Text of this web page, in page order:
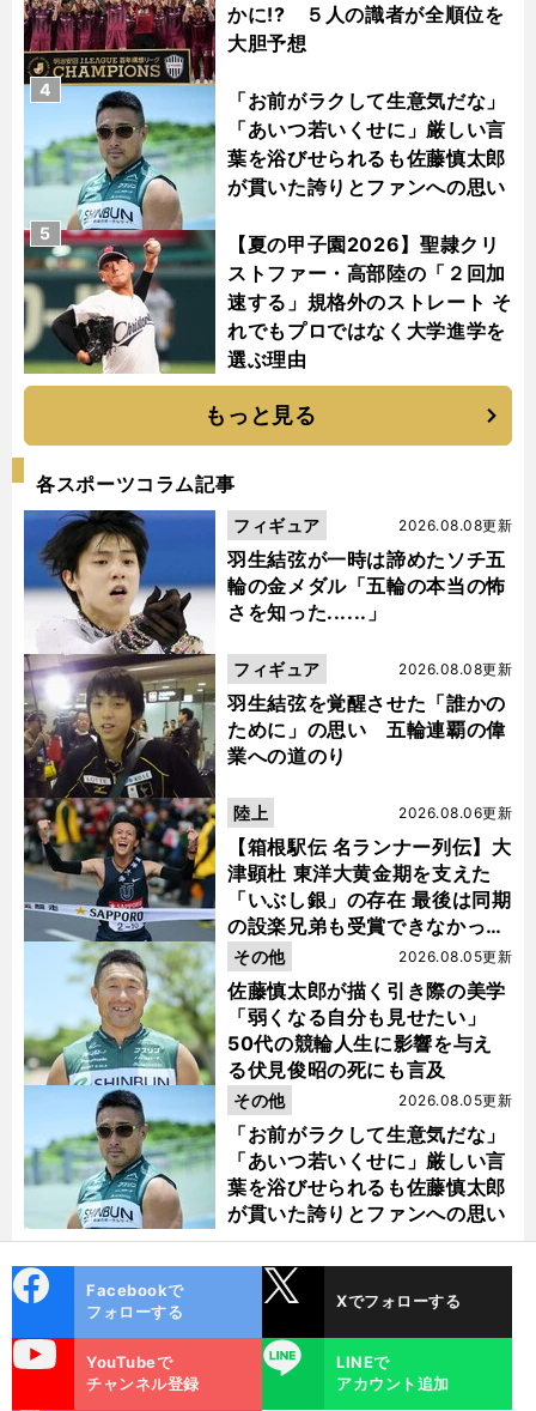
かに!? ５人の識者が全順位を
大胆予想
「お前がラクして生意気だな」
「あいつ若いくせに」厳しい言
葉を浴びせられるも佐藤慎太郎
が貫いた誇りとファンへの思い
4
【夏の甲子園2026】聖隷クリ
ストファー・高部陸の「２回加
速する」規格外のストレート そ
れでもプロではなく大学進学を
選ぶ理由
5
もっと見る
各スポーツコラム記事
羽生結弦が一時は諦めたソチ五
輪の金メダル「五輪の本当の怖
さを知った......」
2026.08.08更新
フィギュア
羽生結弦を覚醒させた「誰かの
ために」の思い 五輪連覇の偉
業への道のり
2026.08.08更新
フィギュア
【箱根駅伝 名ランナー列伝】大
津顕杜 東洋大黄金期を支えた
「いぶし銀」の存在 最後は同期
の設楽兄弟も受賞できなかった
金栗杯に輝く
2026.08.06更新
陸上
佐藤慎太郎が描く引き際の美学
「弱くなる自分も見せたい」
50代の競輪人生に影響を与え
る伏見俊昭の死にも言及
2026.08.05更新
その他
「お前がラクして生意気だな」
「あいつ若いくせに」厳しい言
葉を浴びせられるも佐藤慎太郎
が貫いた誇りとファンへの思い
2026.08.05更新
その他
ok
Facebookで
フォローする
Xでフォローする
YouTubeで
チャンネル登録
LINE
LINEで
アカウント追加